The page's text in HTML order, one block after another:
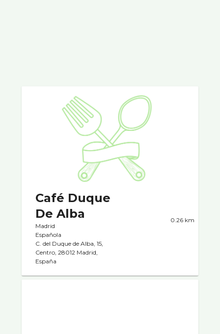
Café Duque
De Alba
Madrid
Española
C. del Duque de Alba, 15,
Centro, 28012 Madrid,
España
0.26 km